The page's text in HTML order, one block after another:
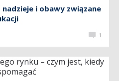
i obawy związane
1